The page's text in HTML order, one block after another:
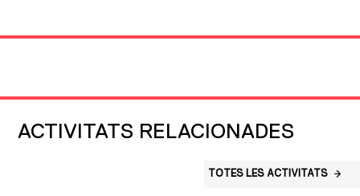
ACTIVITATS RELACIONADES
TOTES LES ACTIVITATS